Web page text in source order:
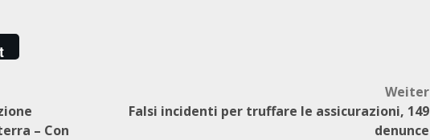
– Con
Weiter
Falsi incidenti per truffare le assicurazioni, 149
denunce